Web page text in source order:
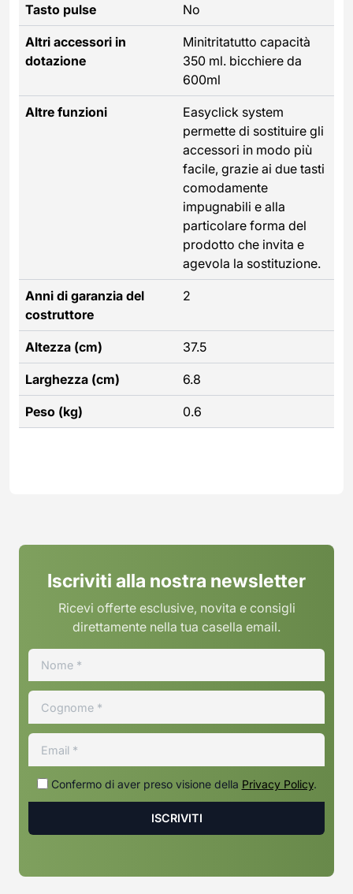
Tasto pulse No
Altri accessori in
dotazione
Minitritatutto capacità
350 ml. bicchiere da
600ml
Altre funzioni
Easyclick system
permette di sostituire gli
accessori in modo più
facile, grazie ai due tasti
comodamente
impugnabili e alla
particolare forma del
prodotto che invita e
agevola la sostituzione.
Anni di garanzia del
costruttore
2
Altezza (cm) 37.5
Larghezza (cm) 6.8
Peso (kg) 0.6
Iscriviti alla nostra newsletter
Ricevi offerte esclusive, novita e consigli
direttamente nella tua casella email.
Confermo di aver preso visione della Privacy Policy.